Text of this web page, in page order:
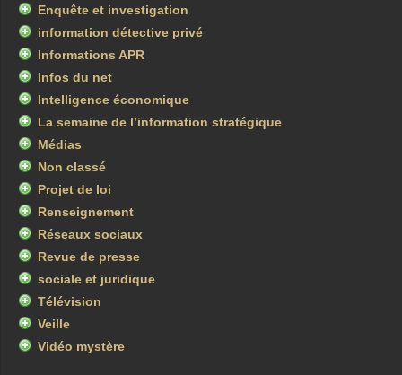
Enquête et investigation
information détective privé
Informations APR
Infos du net
Intelligence économique
La semaine de l’information stratégique
Médias
Non classé
Projet de loi
Renseignement
Réseaux sociaux
Revue de presse
sociale et juridique
Télévision
Veille
Vidéo mystère